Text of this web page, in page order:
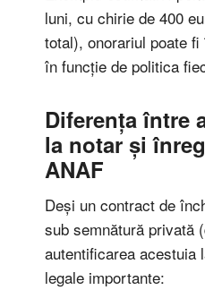
luni, cu chirie de 400
total), onorariul poate
în funcție de politica
Diferența între
la notar și
ANAF
Deși un contract de
sub semnătură privată
autentificarea acestuia
legale importante: